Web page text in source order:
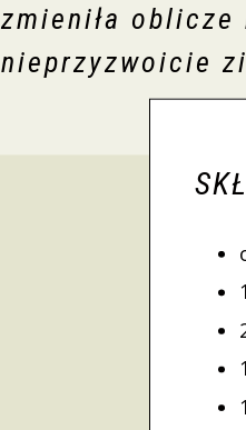
zmieniła
nieprzyzwoicie